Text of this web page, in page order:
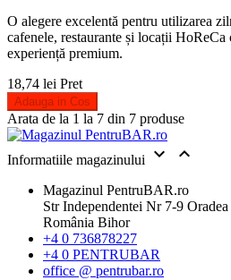
O alegere excelentă pentru utilizarea
cafenele, restaurante și locații HoReCa
experiență premium.
18,74 lei Pret
Adauga in Cos
Arata de la 1 la 7 din 7 produse
Informatiile magazinului  
Magazinul PentruBAR.ro
Str Independentei Nr 7-9
România Bihor
+4 0 736878227
+4 0 PENTRUBAR
office @ pentrubar.ro